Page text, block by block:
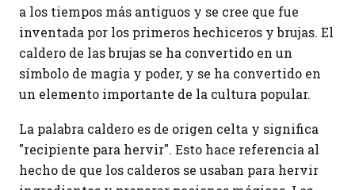
a los tiempos más antiguos y se cree que fue
inventada por los primeros hechiceros y brujas. El
caldero de las brujas se ha convertido en un
símbolo de magia y poder, y se ha convertido en
un elemento importante de la cultura popular.
La palabra caldero es de origen celta y significa
"recipiente para hervir". Esto hace referencia al
hecho de que los calderos se usaban para hervir